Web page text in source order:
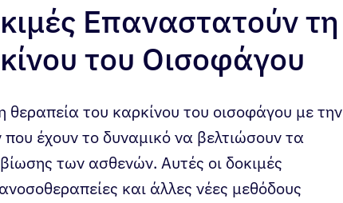
Επαναστατούν τη
του Οισοφάγου
θεραπεία του καρκίνου του οισοφάγου με την
έχουν το δυναμικό να βελτιώσουν τα
των ασθενών. Αυτές οι δοκιμές
και άλλες νέες μεθόδους